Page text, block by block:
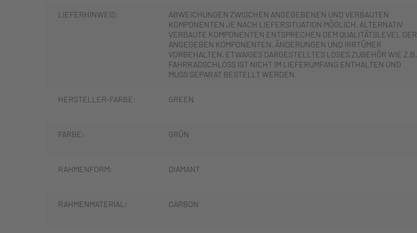
LIEFERHINWEIS:
ABWEICHUNGEN ZWISCHEN ANGEGEBENEN UND VERBAUTEN
KOMPONENTEN JE NACH LIEFERSITUATION MÖGLICH. ALTERNATIV
VERBAUTE KOMPONENTEN ENTSPRECHEN DEM QUALITÄTSLEVEL DER
ANGEGEBEN KOMPONENTEN. ÄNDERUNGEN UND IRRTÜMER
VORBEHALTEN. ETWAIGES DARGESTELLTES LOSES ZUBEHÖR WIE Z.B.
FAHRRADSCHLOSS IST NICHT IM LIEFERUMFANG ENTHALTEN UND
MUSS SEPARAT BESTELLT WERDEN.
HERSTELLER-FARBE: GREEN
FARBE: GRÜN
RAHMENFORM: DIAMANT
RAHMENMATERIAL: CARBON